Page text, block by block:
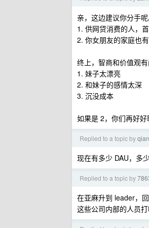
亲，这边建议你分手呢
1. 供网贷消费的人，
2. 你女朋友的家庭也
终上，智商和价值观
1. 妹子太漂亮
2. 和妹子的感情太深
3. 沉没成本
如果是 2，你们再好
Replied to a topic by
现在有多少 DAU，多
Replied to a topic by
在亚麻升到 leader，
这些公司内部的人员